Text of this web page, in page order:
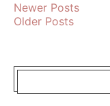
Newer Posts
Older Posts